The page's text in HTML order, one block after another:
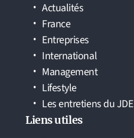
Actualités
France
Entreprises
International
Management
Lifestyle
Les entretiens du JDE
Liens utiles